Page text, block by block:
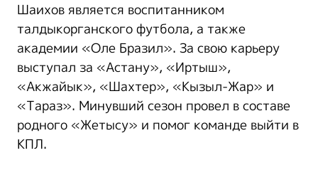
Шаихов является воспитанником
талдыкорганского футбола, а также
академии «Оле Бразил». За свою карьеру
выступал за «Астану», «Иртыш»,
«Акжайык», «Шахтер», «Кызыл-Жар» и
«Тараз». Минувший сезон провел в составе
родного «Жетысу» и помог команде выйти в
КПЛ.